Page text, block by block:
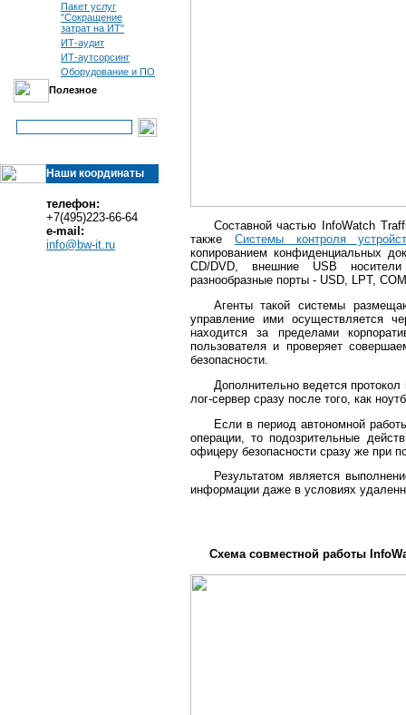
Пакет услуг
"Сокращение
затрат на ИТ"
ИТ-аудит
ИТ-аутсорсинг
Оборудование и ПО
Полезное
Наши координаты
телефон:
+7(495)223-66-64
e-mail:
info@bw-it.ru
Составной частью InfoWatch
также Системы контроля
копированием конфиденциальных
CD/DVD, внешние USB
разнообразные порты - USD, LPT,
Агенты такой системы
управление ими осуществляется
находится за пределами
пользователя и проверяет
безопасности.
Дополнительно ведется
лог-сервер сразу после того, как
Если в период автономной
операции, то подозрительные
офицеру безопасности сразу же при
Результатом является
информации даже в условиях
Схема совместной работы